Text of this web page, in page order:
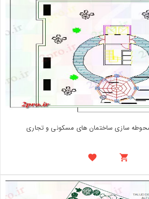
سازی ساختمان های مسکونی و تجاری